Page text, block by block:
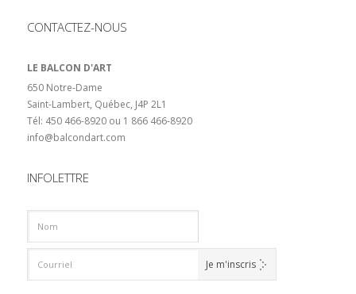
CONTACTEZ-NOUS
LE BALCON D'ART
650 Notre-Dame
Saint-Lambert, Québec, J4P 2L1
Tél: 450 466-8920 ou 1 866 466-8920
info@balcondart.com
INFOLETTRE